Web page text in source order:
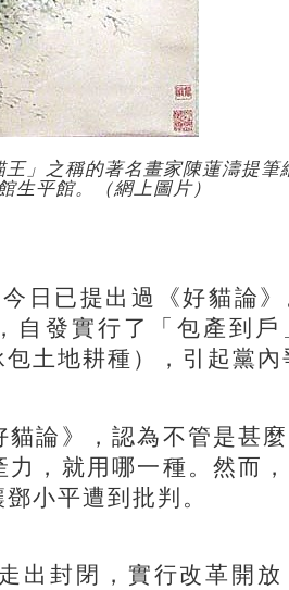
」之稱的著名畫家陳蓮濤提筆
生平館。（網上圖片）
已提出過《好貓論》
自發實行了「包產到戶
土地耕種），引起黨內
論》，認為不管是甚麼
，就用哪一種。然而
小平遭到批判。
封閉，實行改革開放